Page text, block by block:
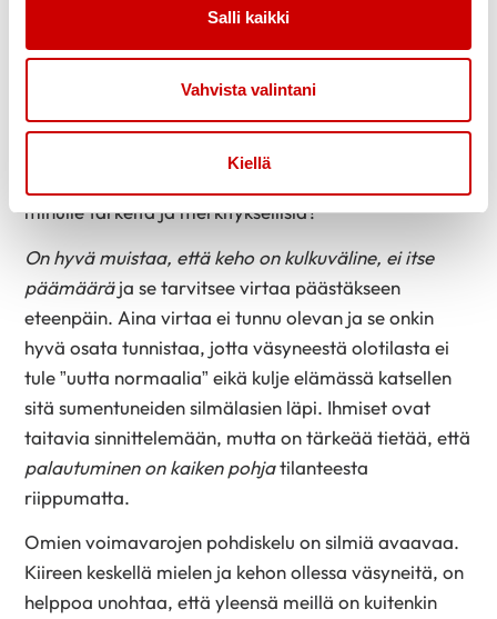
Salli kaikki
Vahvista valintani
Kiellä
fyysistä kuntoa ja kehon kykyä palautua.
Hyvinvoiva keho kuuluu meille kaikille ja voimme
yksilöinä lähteä liikkeelle juuri siitä tilanteesta missä
olemme. Mitkä ovat niitä asioita, joita minä voin
tehdä oman hyvinvoivan kehoni hyväksi? Mitä
minulle tärkeitä ja merkityksellisiä?
On hyvä muistaa, että keho on kulkuväline, ei itse
päämääräja se tarvitsee virtaa päästäkseen
eteenpäin. Aina virtaa ei tunnu olevan ja se onkin
hyvä osata tunnistaa, jotta väsyneestä olotilasta ei
tule ”uutta normaalia” eikä kulje elämässä katsellen
sitä sumentuneiden silmälasien läpi. Ihmiset ovat
taitavia sinnittelemään, mutta on tärkeää tietää, että
palautuminen on kaiken pohjatilanteesta
riippumatta.
Omien voimavarojen pohdiskelu on silmiä avaavaa.
Kiireen keskellä mielen ja kehon ollessa väsyneitä, on
helppoa unohtaa, että yleensä meillä on kuitenkin